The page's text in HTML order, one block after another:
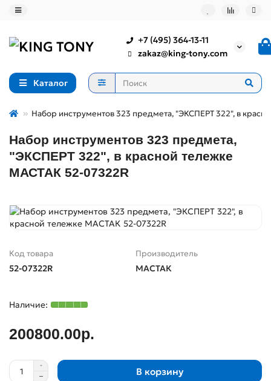
+7 (495) 364-13-11
zakaz@king-tony.com
Каталог
Набор инструментов 323 предмета, "ЭКСПЕРТ 322", в
Набор инструментов 323 предмета,
"ЭКСПЕРТ 322", в красной тележке
МАСТАК 52-07322R
Код товара
52-07322R
Производитель
МАСТАК
200800.00р.
В корзину